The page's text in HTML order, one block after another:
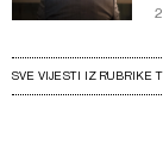
SVE VIJESTI IZ RUBRIKE